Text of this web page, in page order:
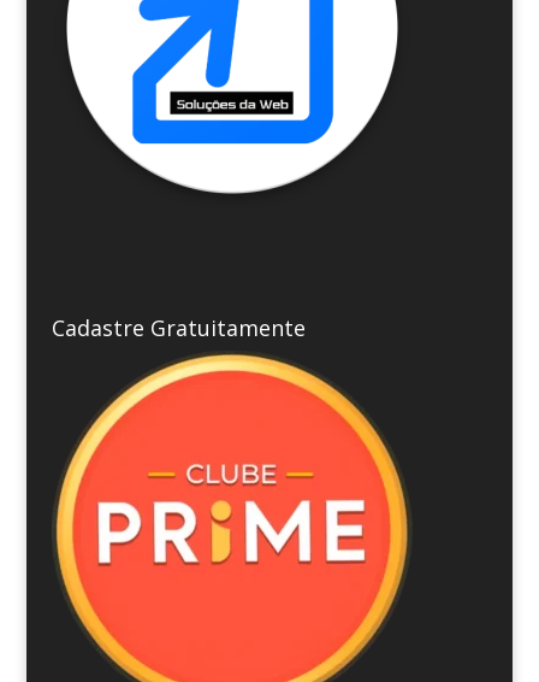
Cadastre Gratuitamente